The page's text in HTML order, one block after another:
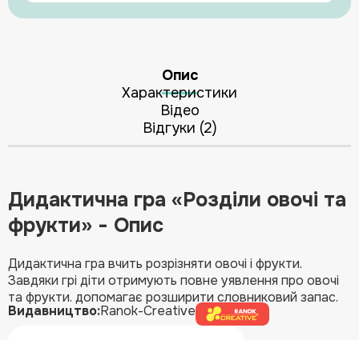
Опис
Характеристики
Відео
Відгуки (2)
Дидактична гра «Розділи овочі та
фрукти» - Опис
Дидактична гра вчить розрізняти овочі і фрукти.
Завдяки грі діти отримують повне уявлення про овочі
та фрукти. допомагає розширити словниковий запас.
Видавництво:Ranok-Creative